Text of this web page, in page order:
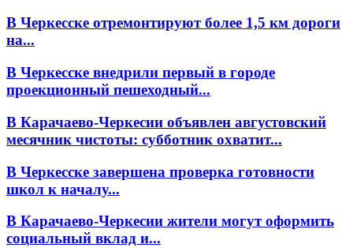
В Черкесске отремонтируют более 1,5 км дороги
на...
В Черкесске внедрили первый в городе
проекционный пешеходный...
В Карачаево-Черкесии объявлен августовский
месячник чистоты: субботник охватит...
В Черкесске завершена проверка готовности
школ к началу...
В Карачаево-Черкесии жители могут оформить
социальный вклад и...